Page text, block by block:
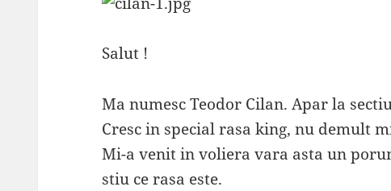
Salut !
Ma numesc Teodor Cilan. Apar la
Cresc in special rasa king, nu demult
Mi-a venit in voliera vara asta un
stiu ce rasa este.